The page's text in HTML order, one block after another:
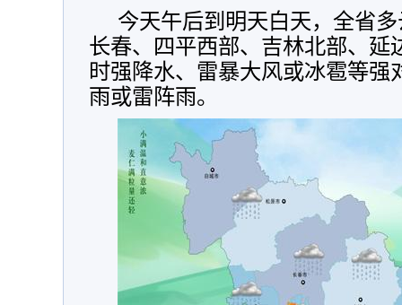
今天午后到明天白天，全省
长春、四平西部、吉林北部、延
时强降水、雷暴大风或冰雹等强
雨或雷阵雨。